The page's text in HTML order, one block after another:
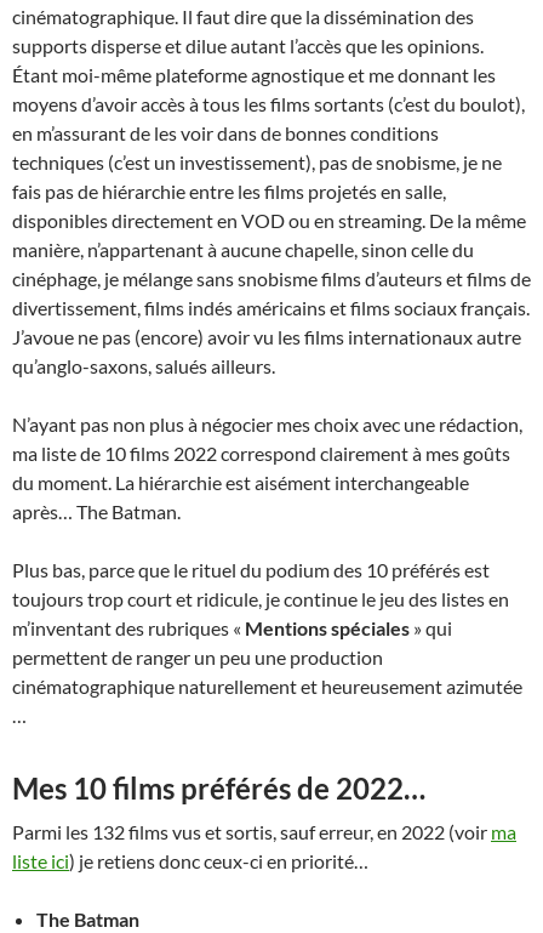
cinématographique. Il faut dire que la dissémination des
supports disperse et dilue autant l’accès que les opinions.
Étant moi-même plateforme agnostique et me donnant les
moyens d’avoir accès à tous les films sortants (c’est du boulot),
en m’assurant de les voir dans de bonnes conditions
techniques (c’est un investissement), pas de snobisme, je ne
fais pas de hiérarchie entre les films projetés en salle,
disponibles directement en VOD ou en streaming. De la même
manière, n’appartenant à aucune chapelle, sinon celle du
cinéphage, je mélange sans snobisme films d’auteurs et films de
divertissement, films indés américains et films sociaux français.
J’avoue ne pas (encore) avoir vu les films internationaux autre
qu’anglo-saxons, salués ailleurs.
N’ayant pas non plus à négocier mes choix avec une rédaction,
ma liste de 10 films 2022 correspond clairement à mes goûts
du moment. La hiérarchie est aisément interchangeable
après… The Batman.
Plus bas, parce que le rituel du podium des 10 préférés est
toujours trop court et ridicule, je continue le jeu des listes en
m’inventant des rubriques « Mentions spéciales » qui
permettent de ranger un peu une production
cinématographique naturellement et heureusement azimutée
…
Mes 10 films préférés de 2022…
Parmi les 132 films vus et sortis, sauf erreur, en 2022 (voir ma
liste ici) je retiens donc ceux-ci en priorité…
The Batman